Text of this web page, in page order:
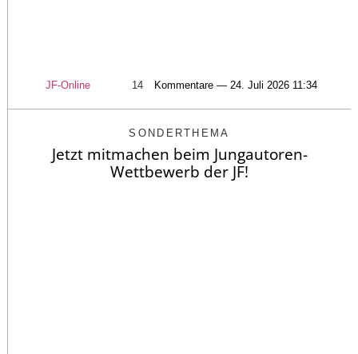
JF-Online 14 Kommentare — 24. Juli 2026 11:34
SONDERTHEMA
Jetzt mitmachen beim Jungautoren-
Wettbewerb der JF!